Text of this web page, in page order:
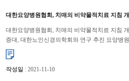
대한요양병원협회, 치매의 비약물적치료 지침
대한요양병원협회, 치매의 비약물적치료 지침
증대, 대한노인신경의학회와 연구 추진 요양병
및 환자안전 체계 개선을 통한 적절한 진료 제공
작성일 : 2021-11-10